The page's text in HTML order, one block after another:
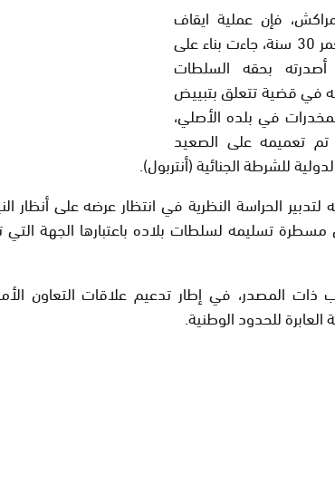
فإن عملية ايقاف
المعني بالأمر، البالغ من العمر 30 سنة، جاءت بناء على
بحقه السلطات
في قضية تتعلق بتبييض
في بلده الأصلي،
تم تعميمه على الصعيد
للشرطة الجنائية (أنتربول).
الحراسة النظرية في انتظار عرضه على أنظار
تسليمه لسلطات بلاده باعتبارها الجهة
المصدر، في إطار تدعيم علاقات التعاون
للحدود الوطنية.